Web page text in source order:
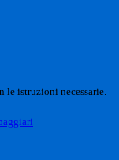
le istruzioni necessarie.